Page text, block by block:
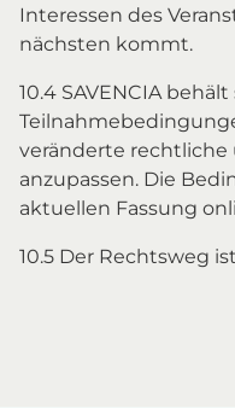
Interessen des
nächsten kommt.
10.4 SAVENCIA
veränderte rechtliche
anzupassen. Die
aktuellen Fassung
10.5 Der Rechtsweg